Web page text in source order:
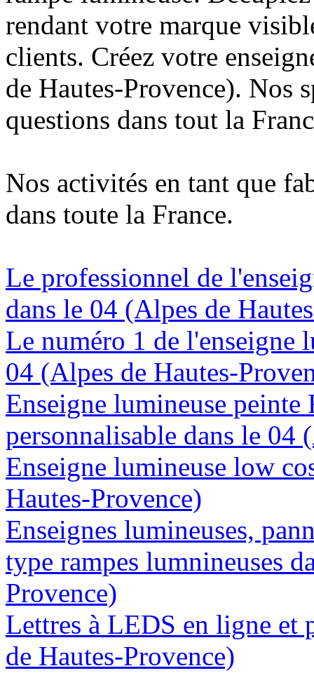
rendant votre marque
clients. Créez votre
de Hautes-Provence). Nos
questions dans tout la
Nos activités en tant que
dans toute la France.
Le professionnel de
dans le 04 (Alpes de
Le numéro 1 de l'enseigne
04 (Alpes de Hautes-
Enseigne lumineuse
personnalisable dans le 04
Enseigne lumineuse low
Hautes-Provence)
Enseignes lumineuses,
type rampes lumnineuses
Provence)
Lettres à LEDS en ligne et
de Hautes-Provence)